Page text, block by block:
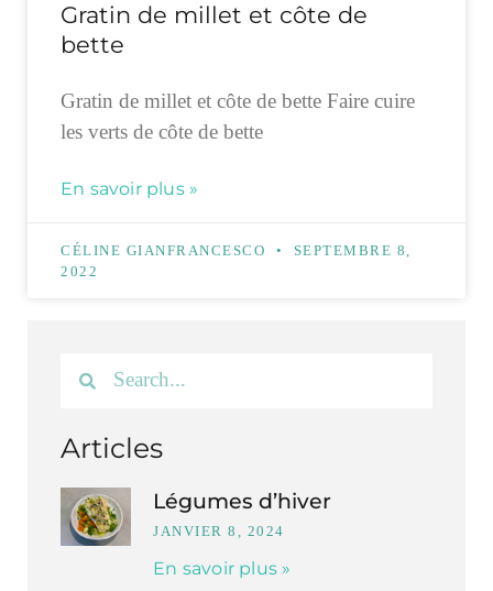
Gratin de millet et côte de
bette
Gratin de millet et côte de bette Faire cuire
les verts de côte de bette
En savoir plus »
CÉLINE GIANFRANCESCO
SEPTEMBRE 8,
2022
Articles
Légumes d’hiver
JANVIER 8, 2024
En savoir plus »